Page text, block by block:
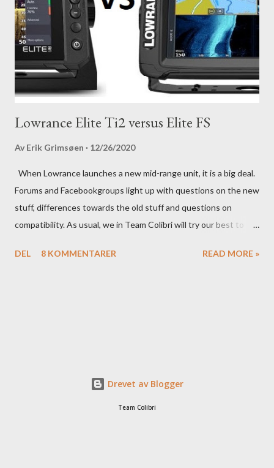
Lowrance Elite Ti2 versus Elite FS
Av Erik Grimsøen 12/26/2020
When Lowrance launches a new mid-range unit, it is a big deal.
Forums and Facebookgroups light up with questions on the new
stuff, differences towards the old stuff and questions on
compatibility. As usual, we in Team Colibri will try our best to
in-your-boat approach.
DEL 8 KOMMENTARER READ MORE »
Drevet av Blogger
Team Colibri